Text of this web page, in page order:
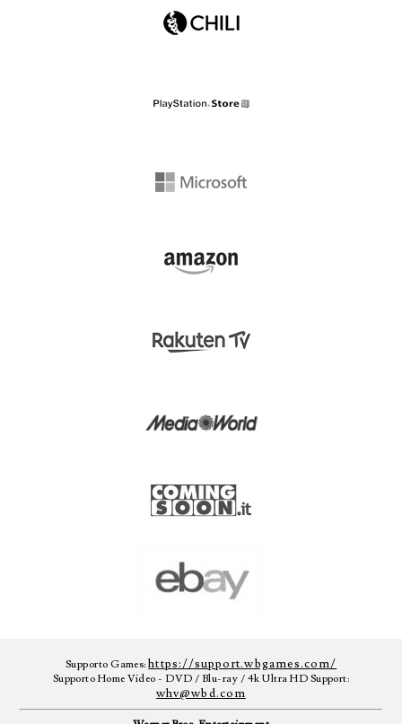
Supporto Games:https://support.wbgames.com/
Supporto Home Video - DVD / Blu-ray / 4k Ultra HD Support:
whv@wbd.com